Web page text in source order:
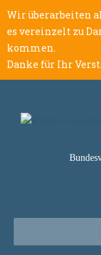
Wir überarbeiten
es vereinzelt zu
kommen.
Danke für Ihr